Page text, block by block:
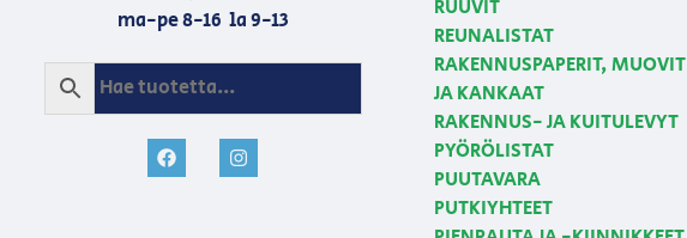
ma-pe 8-16 la 9-13
RUUVIT
REUNALISTAT
RAKENNUSPAPERIT, MUOVIT
JA KANKAAT
RAKENNUS- JA KUITULEVYT
PYÖRÖLISTAT
PUUTAVARA
PUTKIYHTEET